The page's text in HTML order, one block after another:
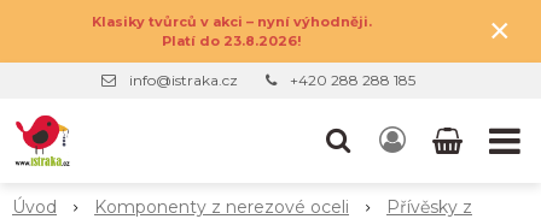
Klasiky tvůrců v akci – nyní výhodněji.
Platí do 23.8.2026!
×
info@istraka.cz +420 288 288 185
Úvod Komponenty z nerezové oceli
Přívěsky z